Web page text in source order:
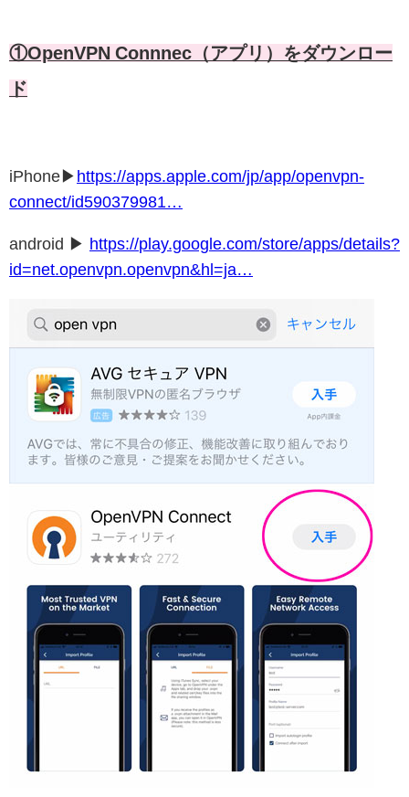
①OpenVPN Connnec（アプリ）をダウンロー
ド
iPhone▶ https://apps.apple.com/jp/app/openvpn-
connect/id590379981…
android ▶ https://play.google.com/store/apps/details?
id=net.openvpn.openvpn&hl=ja…